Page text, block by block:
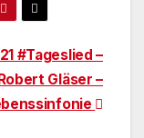
#Tageslied –
Gläser –